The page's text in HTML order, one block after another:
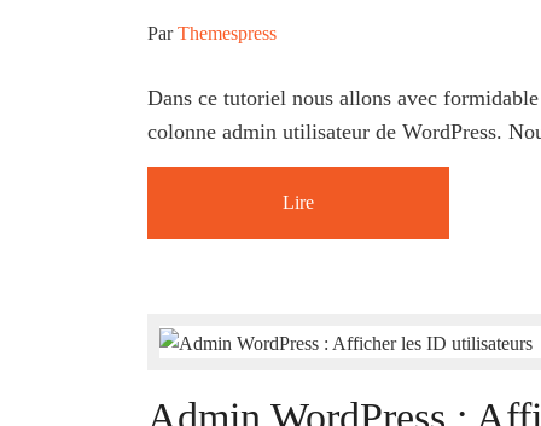
Par Themespress
Dans ce tutoriel nous allons avec
colonne admin utilisateur de WordPress.
Lire